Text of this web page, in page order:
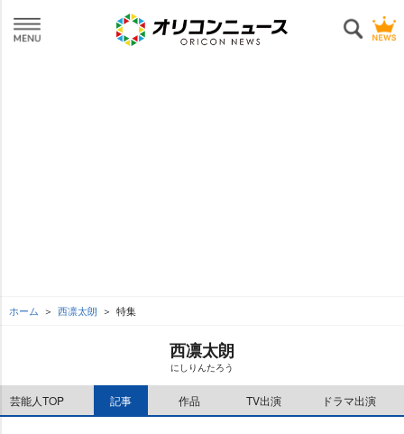
ホーム 西凛太朗 特集
西凛太朗
にしりんたろう
芸能人TOP 記事 作品 TV出演 ドラマ出演